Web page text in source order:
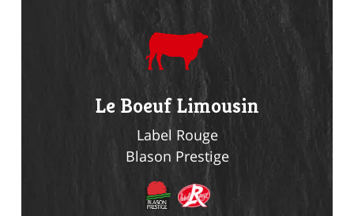
Le Boeuf Limousin
Label Rouge
Blason Prestige